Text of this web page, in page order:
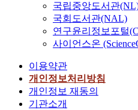
국립중앙도서관
국회도서관(NAL)
연구윤리정보포털
사이언스온
이용약관
개인정보처리방침
개인정보 재동의
기관소개